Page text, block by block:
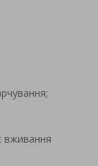
вживання